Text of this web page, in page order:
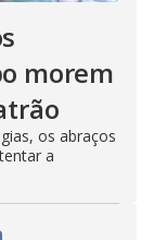
morem
os abraços
a